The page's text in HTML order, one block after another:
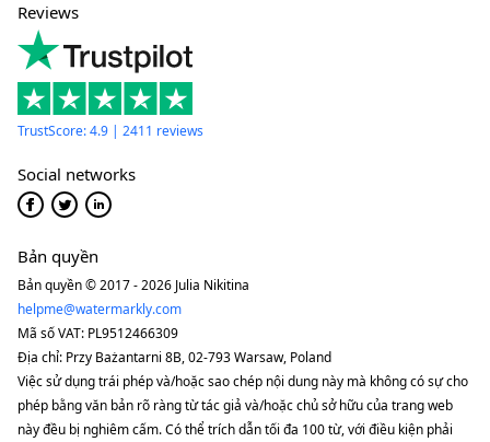
Reviews
TrustScore: 4.9 | 2411 reviews
Social networks
Bản quyền
Bản quyền © 2017 - 2026 Julia Nikitina
helpme@watermarkly.com
Mã số VAT: PL9512466309
Địa chỉ: Przy Bażantarni 8B, 02-793 Warsaw, Poland
Việc sử dụng trái phép và/hoặc sao chép nội dung này mà không có sự cho
phép bằng văn bản rõ ràng từ tác giả và/hoặc chủ sở hữu của trang web
này đều bị nghiêm cấm. Có thể trích dẫn tối đa 100 từ, với điều kiện phải